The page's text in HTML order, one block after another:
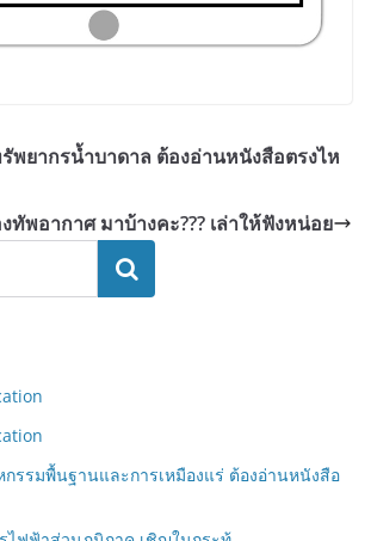
พยากรน้ำบาดาล ต้องอ่านหนังสือตรงไห
ทัพอากาศ มาบ้างคะ??? เล่าให้ฟังหน่อย
ค้นหา
รรมพื้นฐานและการเหมืองแร่ ต้องอ่านหนังสือ